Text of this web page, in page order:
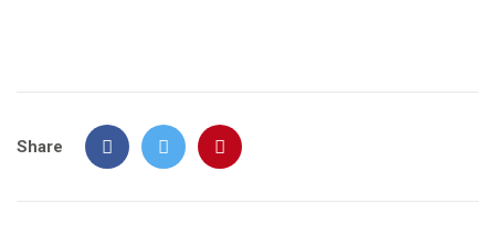
Share